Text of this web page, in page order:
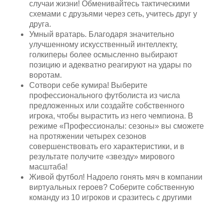
случаи жизни! Обменивайтесь тактическими
схемами с друзьями через сеть, учитесь друг у
друга.
Умный вратарь. Благодаря значительно
улучшенному искусственный интеллекту,
голкиперы более осмысленно выбирают
позицию и адекватно реагируют на удары по
воротам.
Сотвори себе кумира! Выберите
профессионального футболиста из числа
предложенных или создайте собственного
игрока, чтобы вырастить из него чемпиона. В
режиме «Профессионалы: сезоны» вы сможете
на протяжении четырех сезонов
совершенствовать его характеристики, и в
результате получите «звезду» мирового
масштаба!
Живой футбол! Надоело гонять мяч в компании
виртуальных героев? Соберите собственную
команду из 10 игроков и сразитесь с другими